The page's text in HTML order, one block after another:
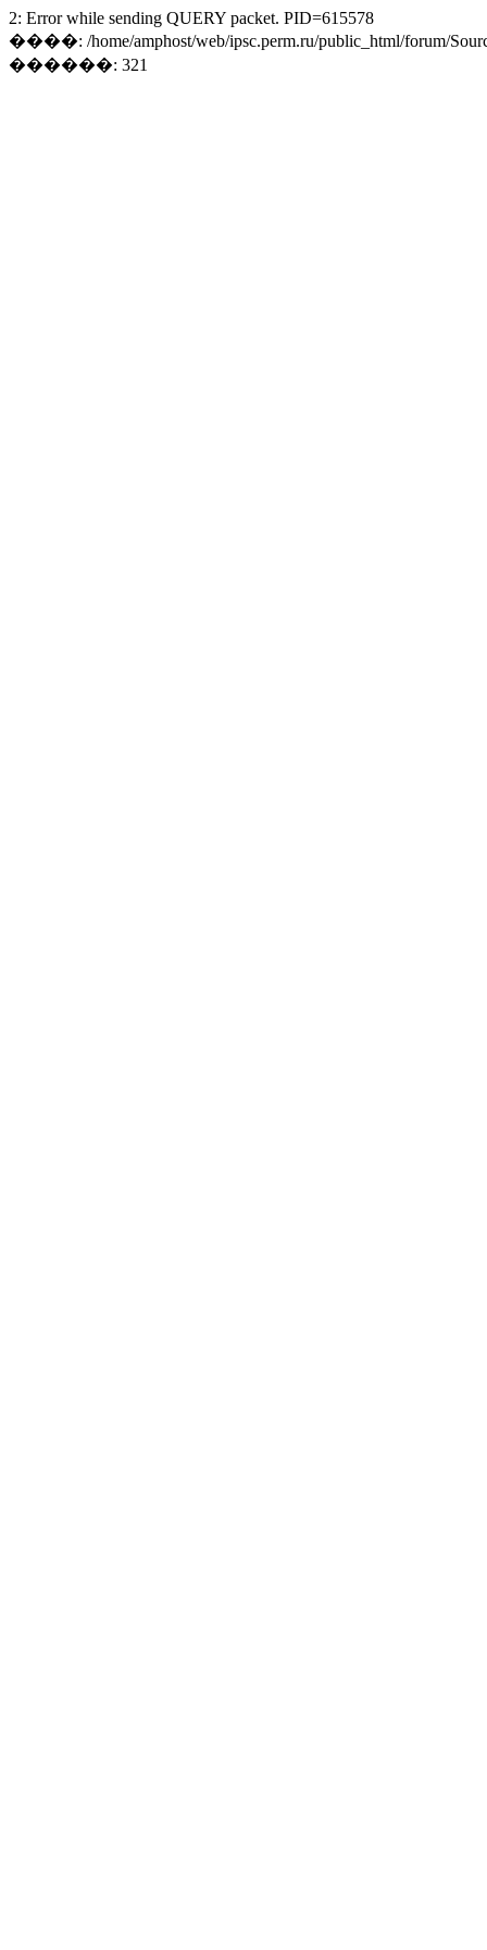
2: Error while sending QUERY packet. PID=615578
����: /home/amphost/web/ipsc.perm.ru/public_html/forum/
������: 321